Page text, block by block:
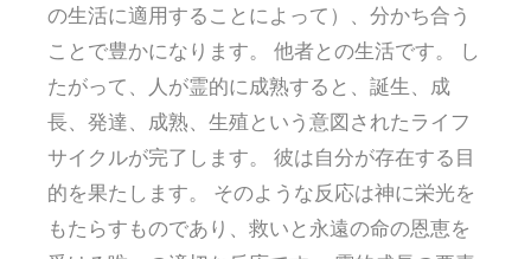
の生活に適用することによって）、分かち合う
ことで豊かになります。 他者との生活です。 し
たがって、人が霊的に成熟すると、誕生、成
長、発達、成熟、生殖という意図されたライフ
サイクルが完了します。 彼は自分が存在する目
的を果たします。 そのような反応は神に栄光を
もたらすものであり、救いと永遠の命の恩恵を